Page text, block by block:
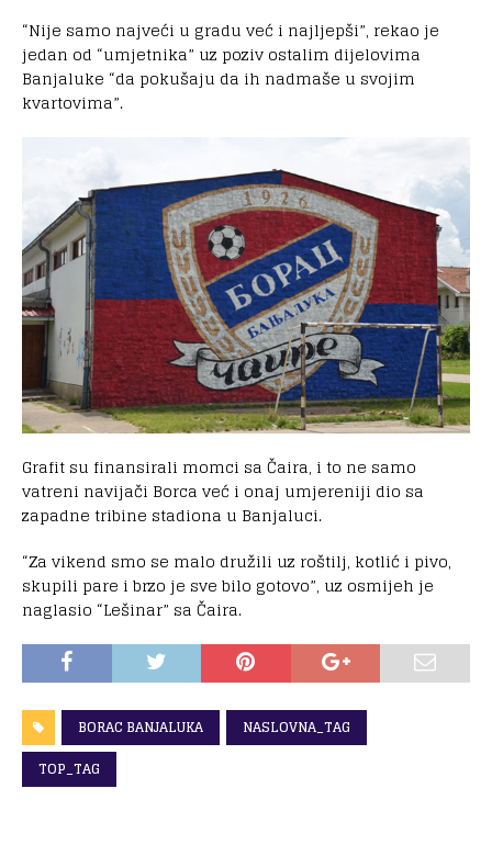
“Nije samo najveći u gradu već i najljepši”, rekao je
jedan od “umjetnika” uz poziv ostalim dijelovima
Banjaluke “da pokušaju da ih nadmaše u svojim
kvartovima”.
Grafit su finansirali momci sa Čaira, i to ne samo
vatreni navijači Borca već i onaj umjereniji dio sa
zapadne tribine stadiona u Banjaluci.
“Za vikend smo se malo družili uz roštilj, kotlić i pivo,
skupili pare i brzo je sve bilo gotovo”, uz osmijeh je
naglasio “Lešinar” sa Čaira.
BORAC BANJALUKA
NASLOVNA_TAG
TOP_TAG